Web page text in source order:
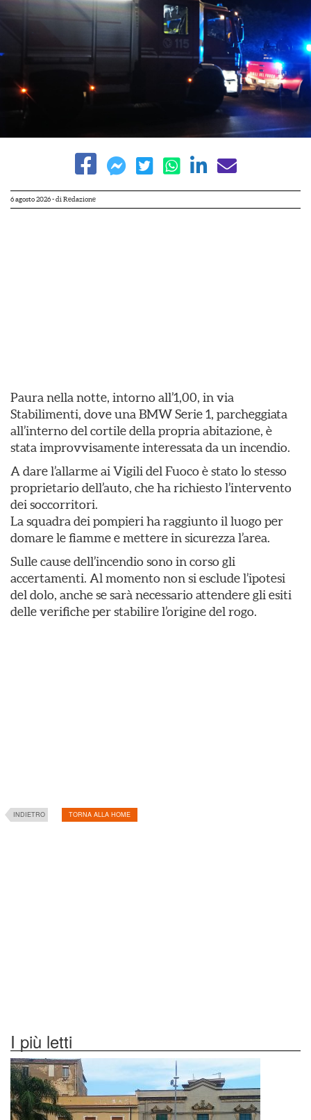
6 agosto 2026- di Redazione
Paura nella notte, intorno all’1,00, in via
Stabilimenti, dove una BMW Serie 1, parcheggiata
all’interno del cortile della propria abitazione, è
stata improvvisamente interessata da un incendio.
A dare l’allarme ai Vigili del Fuoco è stato lo stesso
proprietario dell’auto, che ha richiesto l’intervento
dei soccorritori.
La squadra dei pompieri ha raggiunto il luogo per
domare le fiamme e mettere in sicurezza l’area.
Sulle cause dell’incendio sono in corso gli
accertamenti. Al momento non si esclude l’ipotesi
del dolo, anche se sarà necessario attendere gli esiti
delle verifiche per stabilire l’origine del rogo.
INDIETRO TORNA ALLA HOME
I più letti